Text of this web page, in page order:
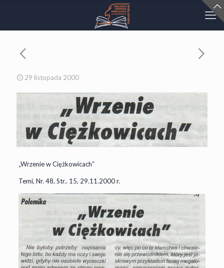
29 listopada 2000
„Wrzenie w Ciężkowicach”
Temi, Nr. 48, Str.. 15, 29.11.2000 r.